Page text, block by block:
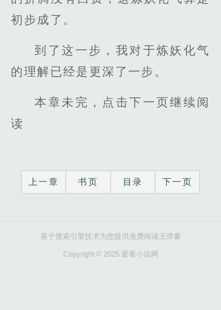
初步成了。
到了这一步，我对于炼妖化气
的理解已经是更深了一步。
本章未完，点击下一页继续阅
读
上一章 书页 目录 下一页
基于搜索引擎技术为您提供免费阅读无弹窗
Copyright © 2025 爱看小说网